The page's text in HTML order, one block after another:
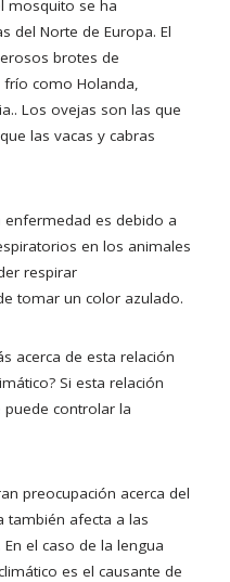
mosquito se ha
del Norte de Europa. El
brotes de
como Holanda,
Los ovejas son las que
las vacas y cabras
enfermedad es debido a
en los animales
respirar
tomar un color azulado.
acerca de esta relación
Si esta relación
controlar la
preocupación acerca del
también afecta a las
el caso de la lengua
es el causante de